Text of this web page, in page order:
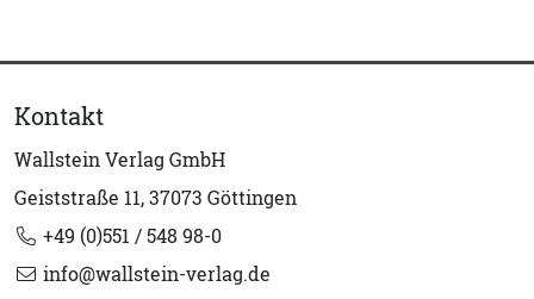
Kontakt
Wallstein Verlag GmbH
Geiststraße 11, 37073 Göttingen
+49 (0)551 / 548 98-0
info@wallstein-verlag.de